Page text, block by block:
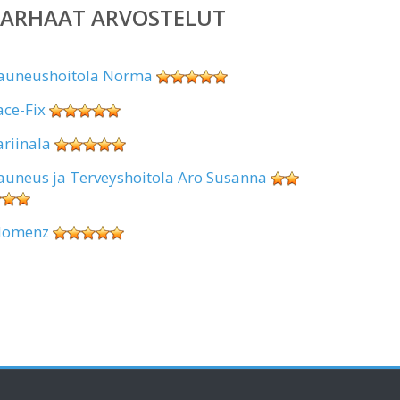
ARVOSTELUT
Norma
Fix
ja Terveyshoitola Aro Susanna